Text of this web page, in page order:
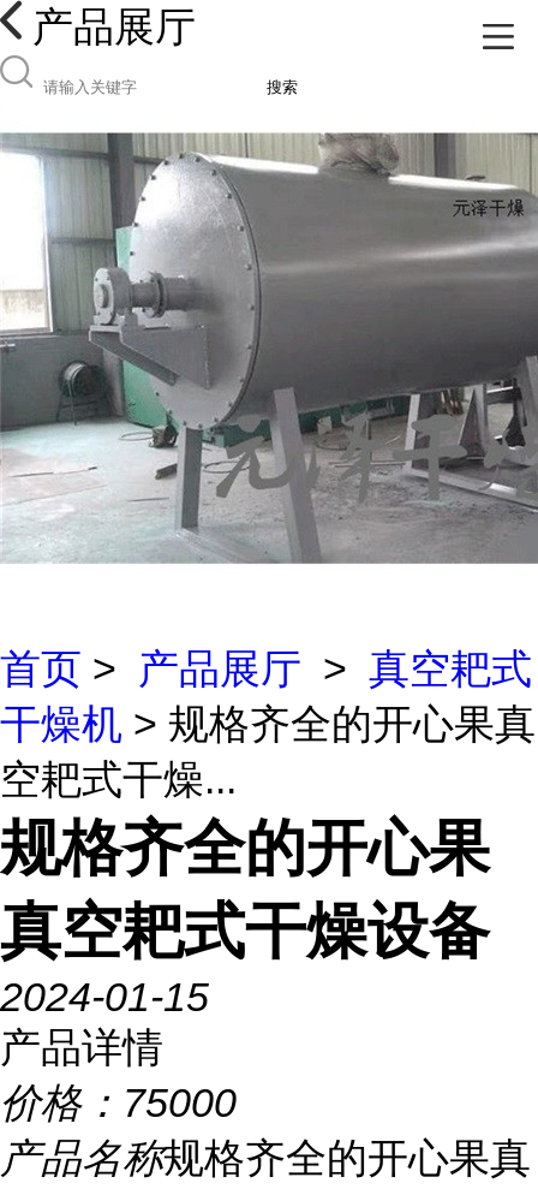
产品展厅
搜索
首页 > 产品展厅 > 真空耙式
干燥机 > 规格齐全的开心果真
空耙式干燥...
规格齐全的开心果
真空耙式干燥设备
2024-01-15
产品详情
价格： 75000
产品名称规格齐全的开心果真